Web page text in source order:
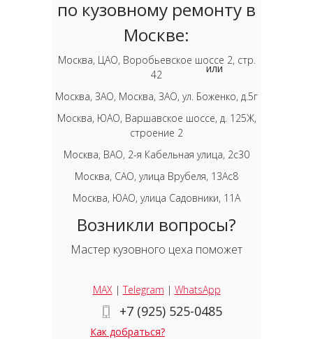
по кузовному ремонту в
Москве:
Москва, ЦАО, Воробьевское шоссе 2, стр.
42
Москва, ЗАО, Москва, ЗАО, ул. Боженко, д.5г
Москва, ЮАО, Варшавское шоссе, д. 125Ж,
строение 2
Москва, ВАО, 2-я Кабельная улица, 2с30
Москва, САО, улица Врубеля, 13Ас8
Москва, ЮАО, улица Садовники, 11А
Возникли вопросы?
Мастер кузовного цеха поможет
MAX|Telegram | WhatsApp
+7 (925) 525-0485
Как добраться?
или